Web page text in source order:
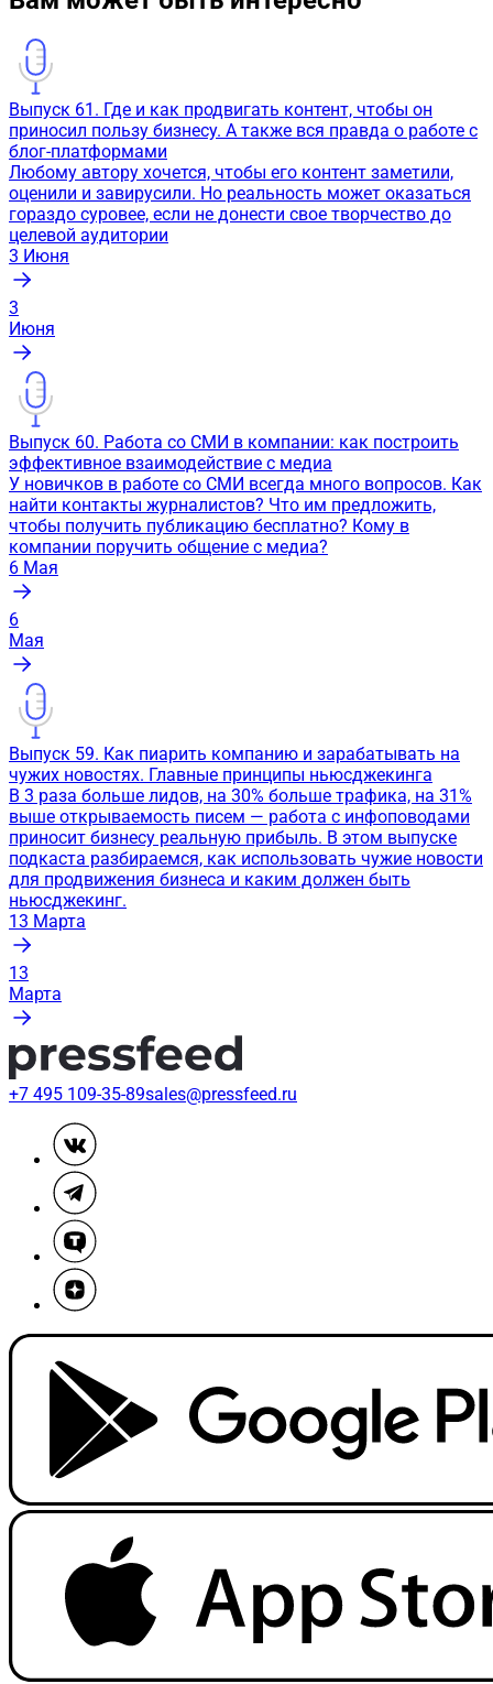
Выпуск 61. Где и как продвигать контент, чтобы он
приносил пользу бизнесу. А также вся правда о работе с
блог-платформами
Любому автору хочется, чтобы его контент заметили,
оценили и завирусили. Но реальность может оказаться
гораздо суровее, если не донести свое творчество до
целевой аудитории
3 Июня
3
Июня
Выпуск 60. Работа со СМИ в компании: как построить
эффективное взаимодействие с медиа
У новичков в работе со СМИ всегда много вопросов. Как
найти контакты журналистов? Что им предложить,
чтобы получить публикацию бесплатно? Кому в
компании поручить общение с медиа?
6 Мая
6
Мая
Выпуск 59. Как пиарить компанию и зарабатывать на
чужих новостях. Главные принципы ньюсджекинга
В 3 раза больше лидов, на 30% больше трафика, на 31%
выше открываемость писем — работа с инфоповодами
приносит бизнесу реальную прибыль. В этом выпуске
подкаста разбираемся, как использовать чужие новости
для продвижения бизнеса и каким должен быть
ньюсджекинг.
13 Марта
13
Марта
+7 495 109-35-89sales@pressfeed.ru